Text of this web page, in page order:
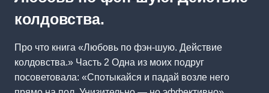
колдовства.
Про что книга «Любовь по фэн-шую. Действие
колдовства.» Часть 2 Одна из моих подруг
посоветовала: «Спотыкайся и падай возле него